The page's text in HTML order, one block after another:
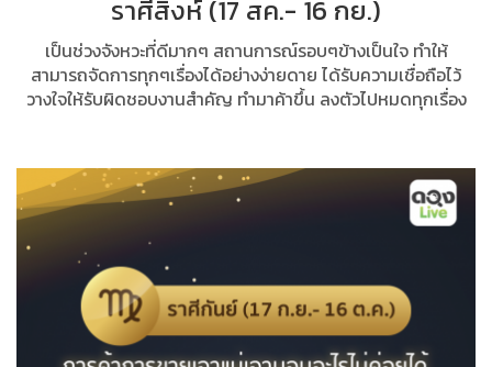
ราศีสิงห์ (17 สค.- 16 กย.)
เป็นช่วงจังหวะที่ดีมากๆ สถานการณ์รอบๆข้างเป็นใจ ทำให้
สามารถจัดการทุกๆเรื่องได้อย่างง่ายดาย ได้รับความเชื่อถือไว้
วางใจให้รับผิดชอบงานสำคัญ ทำมาค้าขึ้น ลงตัวไปหมดทุกเรื่อง